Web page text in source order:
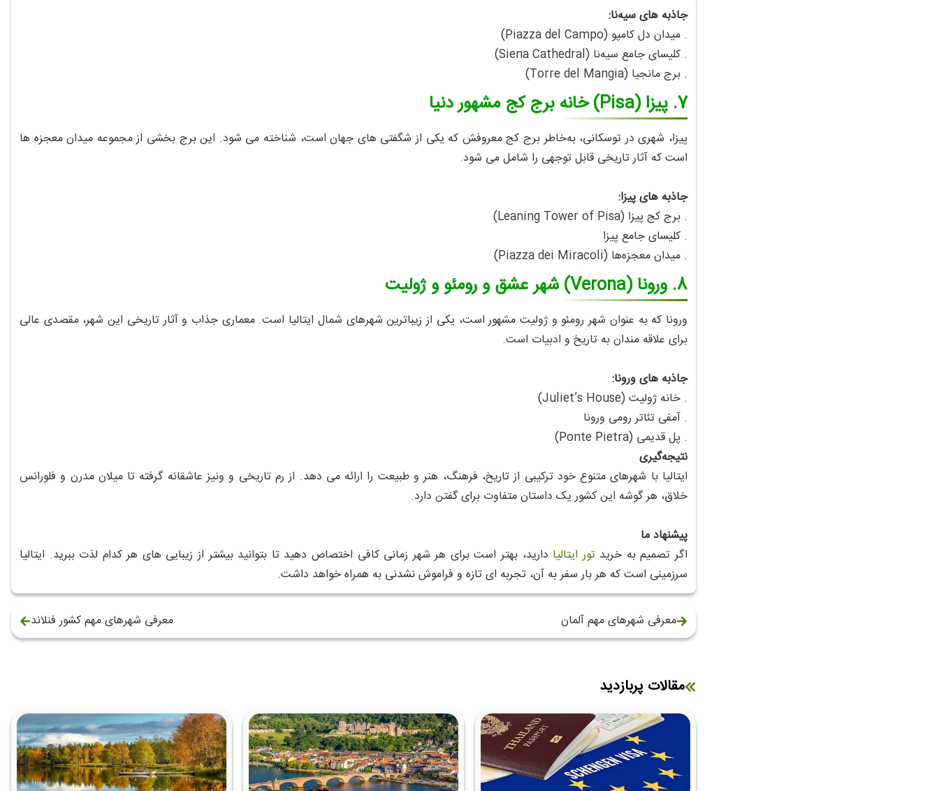
جاذبه‌ های سیه‌نا:
. میدان دل کامپو (Piazza del Campo)
. کلیسای جامع سیه‌نا (Siena Cathedral)
. برج مانجیا (Torre del Mangia)
7. پیزا (Pisa) خانه برج کج مشهور دنیا
پیزا، شهری در توسکانی، به‌خاطر برج کج معروفش که یکی از شگفتی‌ های جهان است، شناخته می‌ شود. این برج بخشی از مجموعه میدان معجزه‌ ها
است که آثار تاریخی قابل‌ توجهی را شامل می‌ شود.
جاذبه‌ های پیزا:
. برج کج پیزا (Leaning Tower of Pisa)
. کلیسای جامع پیزا
. میدان معجزه‌ها (Piazza dei Miracoli)
8. ورونا (Verona) شهر عشق و رومئو و ژولیت
ورونا که به‌ عنوان شهر رومئو و ژولیت مشهور است، یکی از زیباترین شهرهای شمال ایتالیا است. معماری جذاب و آثار تاریخی این شهر، مقصدی عالی
برای علاقه‌ مندان به تاریخ و ادبیات است.
جاذبه‌ های ورونا:
. خانه ژولیت (Juliet’s House)
. آمفی‌ تئاتر رومی ورونا
. پل قدیمی (Ponte Pietra)
نتیجه‌گیری
ایتالیا با شهرهای متنوع خود ترکیبی از تاریخ، فرهنگ، هنر و طبیعت را ارائه می‌ دهد. از رم تاریخی و ونیز عاشقانه گرفته تا میلان مدرن و فلورانس
خلاق، هر گوشه این کشور یک داستان متفاوت برای گفتن دارد.
پیشنهاد ما
اگر تصمیم به خریدتور ایتالیا دارید، بهتر است برای هر شهر زمانی کافی اختصاص دهید تا بتوانید بیشتر از زیبایی‌ های هر کدام لذت ببرید. ایتالیا
سرزمینی است که هر بار سفر به آن، تجربه‌ ای تازه و فراموش‌ نشدنی به همراه خواهد داشت.
معرفی شهرهای مهم آلمان معرفی شهرهای مهم کشور فنلاند
مقالات پربازدید